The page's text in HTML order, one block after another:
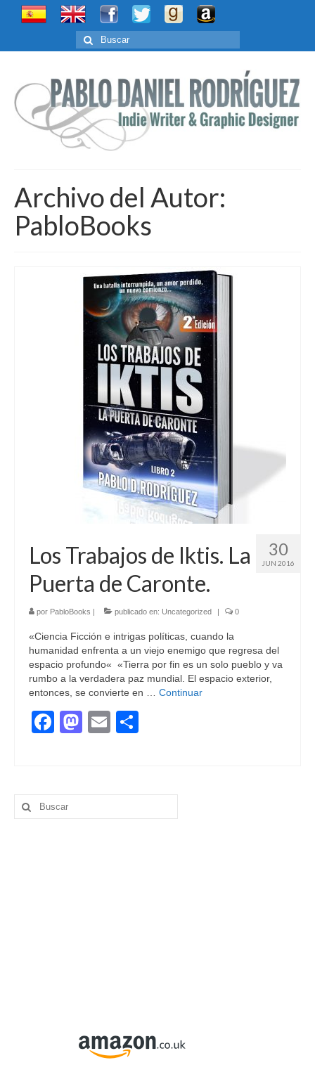
Buscar
por:
Archivo del Autor:
PabloBooks
30
JUN 2016
Los Trabajos de Iktis. La
Puerta de Caronte.
por PabloBooks publicado en: Uncategorized 0
«Ciencia Ficción e intrigas políticas, cuando la
humanidad enfrenta a un viejo enemigo que regresa del
espacio profundo« «Tierra por fin es un solo pueblo y va
rumbo a la verdadera paz mundial. El espacio exterior,
entonces, se convierte en … Continuar
Facebook
Mastodon
Email
Buscar
por: